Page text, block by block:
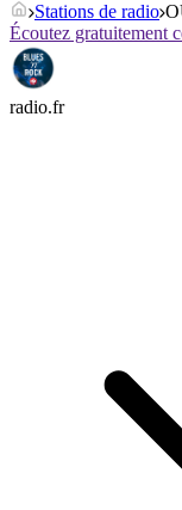
Stations de radio
Écoutez gratuitement
radio.fr